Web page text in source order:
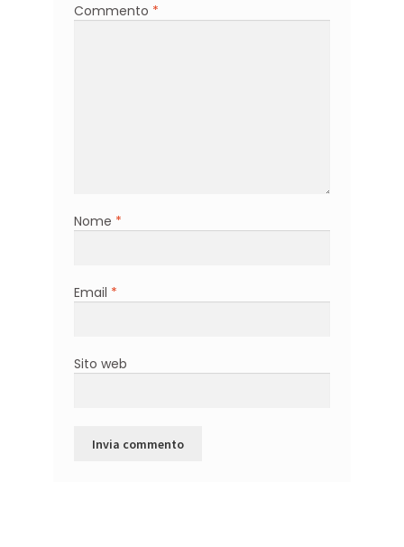
Commento *
Nome *
Email *
Sito web